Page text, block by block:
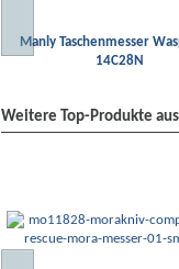
Manly Taschenmesser
14C28N
Weitere Top-Produkte